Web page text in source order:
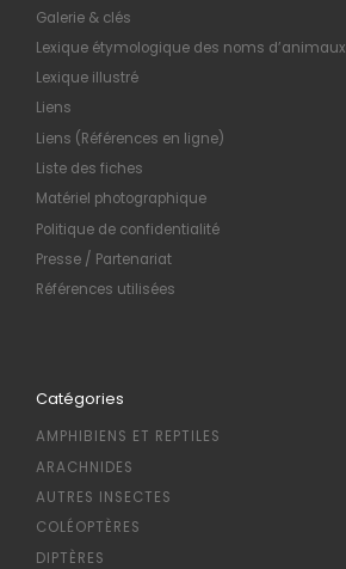
Galerie & clés
Lexique étymologique des noms d’animaux
Lexique illustré
Liens
Liens (Références en ligne)
Liste des fiches
Matériel photographique
Politique de confidentialité
Presse / Partenariat
Références utilisées
Catégories
AMPHIBIENS ET REPTILES
ARACHNIDES
AUTRES INSECTES
COLÉOPTÈRES
DIPTÈRES